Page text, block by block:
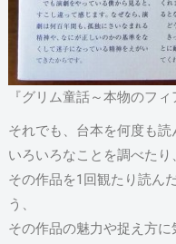
『グリム童話～本物のフ
それでも、台本を何度も読
いろいろなことを調べたり
その作品を1回観たり読ん
う、
その作品の魅力や捉え方に